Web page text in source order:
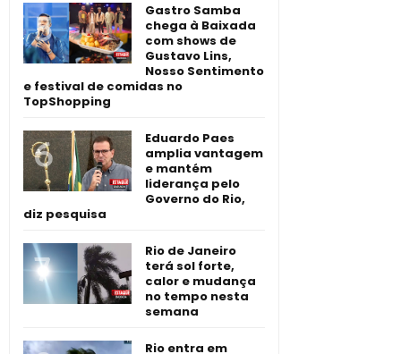
Gastro Samba
chega à Baixada
com shows de
Gustavo Lins,
Nosso Sentimento
e festival de comidas no
TopShopping
Eduardo Paes
amplia vantagem
e mantém
liderança pelo
Governo do Rio,
diz pesquisa
Rio de Janeiro
terá sol forte,
calor e mudança
no tempo nesta
semana
Rio entra em